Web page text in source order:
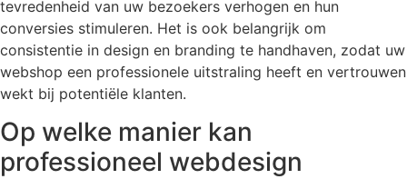
tevredenheid van uw bezoekers verhogen en hun
conversies stimuleren. Het is ook belangrijk om
consistentie in design en branding te handhaven, zodat uw
webshop een professionele uitstraling heeft en vertrouwen
wekt bij potentiële klanten.
Op welke manier kan
professioneel webdesign